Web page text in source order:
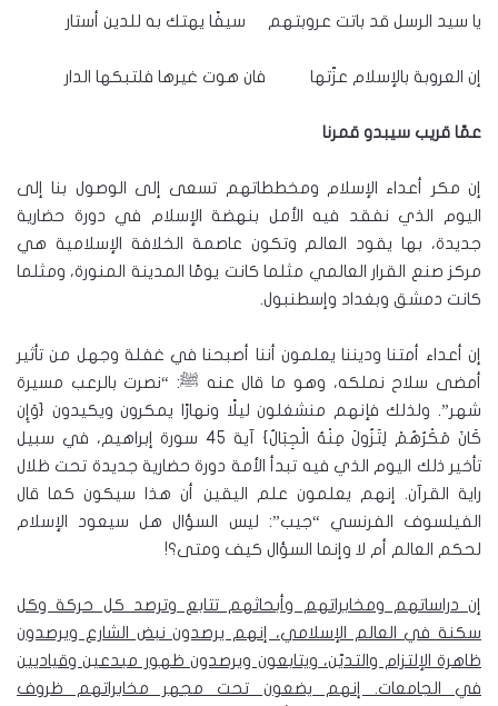
يا سيد الرسل قد باتت عروبتهم سيفًا يهتك به للدين أستار
إن العروبة بالإسلام عزّتها فان هوت غيرها فلتبكها الدار
عمّا قريب سيبدو قمرنا
إن مكر أعداء الإسلام ومخططاتهم تسعى إلى الوصول بنا إلى
اليوم الذي نفقد فيه الأمل بنهضة الإسلام في دورة حضارية
جديدة، بها يقود العالم وتكون عاصمة الخلافة الإسلامية هي
مركز صنع القرار العالمي مثلما كانت يومًا المدينة المنورة، ومثلما
كانت دمشق وبغداد وإسطنبول.
إن أعداء أمتنا وديننا يعلمون أننا أصبحنا في غفلة وجهل من تأثير
أمضى سلاح نملكه، وهو ما قال عنه ﷺ: “نصرت بالرعب مسيرة
شهر”. ولذلك فإنهم منشغلون ليلًا ونهارًا يمكرون ويكيدون {وَإِن
كَانَ مَكْرُهُمْ لِتَزُولَ مِنْهُ الْجِبَالُ} آية 45 سورة إبراهيم، في سبيل
تأخير ذلك اليوم الذي فيه تبدأ الأمة دورة حضارية جديدة تحت ظلال
راية القرآن. إنهم يعلمون علم اليقين أن هذا سيكون كما قال
الفيلسوف الفرنسي “جيب”: ليس السؤال هل سيعود الإسلام
لحكم العالم أم لا وإنما السؤال كيف ومتى؟!
إن دراساتهم ومخابراتهم وأبحاثهم تتابع وترصد كل حركة وكل
سكنة في العالم الإسلامي، إنهم يرصدون نبض الشارع ويرصدون
ظاهرة الإلتزام والتديّن، ويتابعون ويرصدون ظهور مبدعين وقياديين
في الجامعات. إنهم يضعون تحت مجهر مخابراتهم ظروف